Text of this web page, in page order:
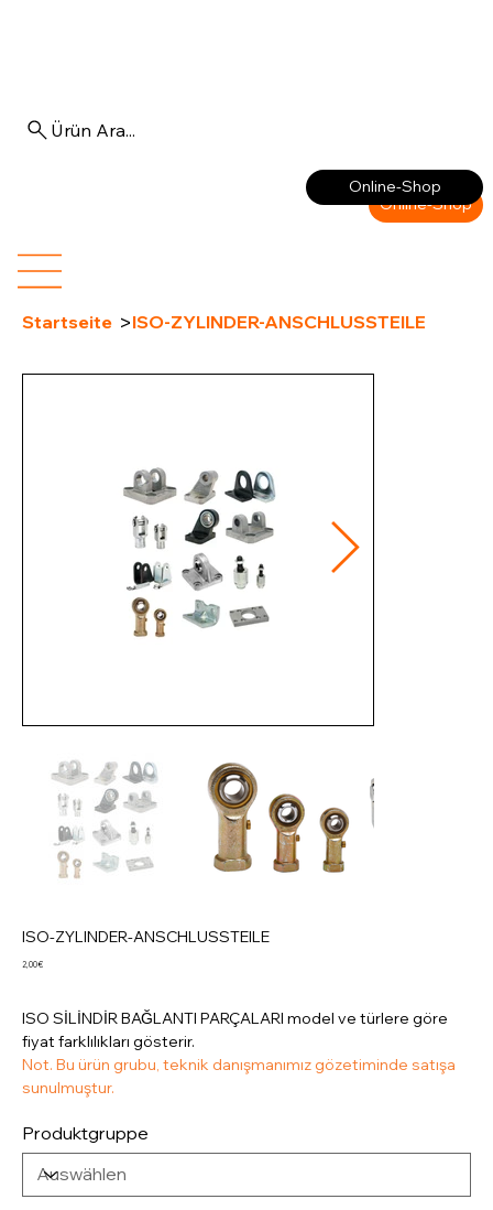
Online-Shop
Online-Shop
Ürün Ara...
Startseite >ISO-ZYLINDER-ANSCHLUSSTEILE
ISO-ZYLINDER-ANSCHLUSSTEILE
Preis
2,00 €
ISO SİLİNDİR BAĞLANTI PARÇALARI model ve türlere göre
fiyat farklılıkları gösterir.
Not. Bu ürün grubu, teknik danışmanımız gözetiminde satışa
sunulmuştur.
Produktgruppe